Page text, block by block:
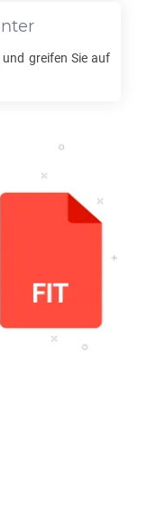
greifen Sie auf